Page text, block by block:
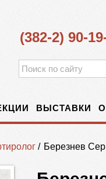
(382-2) 90-
ВЫСТАВКИ
/ Березнев